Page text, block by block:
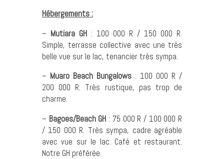
Hébergements :
– Mutiara GH : 100 000 R / 150 000 R.
Simple, terrasse collective avec une très
belle vue sur le lac, tenancier très sympa.
– Muaro Beach Bungalows : 100 000 R /
200 000 R. Très rustique, pas trop de
charme.
– Bagoes/Beach GH : 75 000 R / 100 000 R
/ 150 000 R. Très sympa, cadre agréable
avec vue sur le lac. Café et restaurant.
Notre GH préférée.